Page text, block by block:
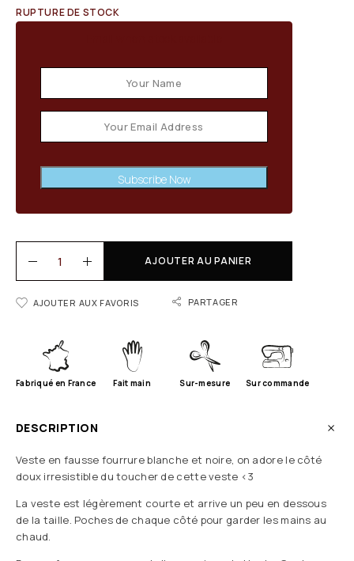
RUPTURE DE STOCK
Subscribe Now
AJOUTER AU PANIER
AJOUTER AUX FAVORIS PARTAGER
Fabriqué en France Fait main Sur-mesure Sur commande
DESCRIPTION
Veste en fausse fourrure blanche et noire, on adore le côté
doux irresistible du toucher de cette veste <3
La veste est légèrement courte et arrive un peu en dessous
de la taille. Poches de chaque côté pour garder les mains au
chaud.